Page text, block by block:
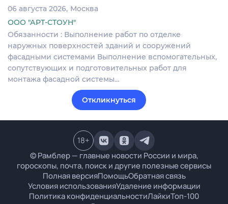
06 августа 2026 Москва
ООО "АРТ-СТОУН"
Обязанности : Выполнение работ по отделке
наружных поверхностей зданий и сооружений
фасадными системами Выполнение вспомогательных,
сопутствующих и подготовительных работ для
монтажа фасадной системы…
Откликнуться
© Рамблер — главные новости России и мира,
гороскопы, почта, поиск и другие полезные сервисы
Полная версияПомощьОбратная связь
Условия использованияУдаление информации
Политика конфиденциальностиЛайкиТоп-100
18+